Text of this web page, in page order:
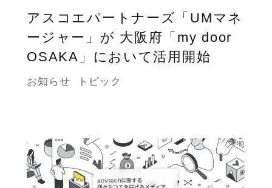
アスコエパートナーズ「UMマネ
ージャー」が 大阪府「my door
OSAKA」において活用開始
お知らせ トピック